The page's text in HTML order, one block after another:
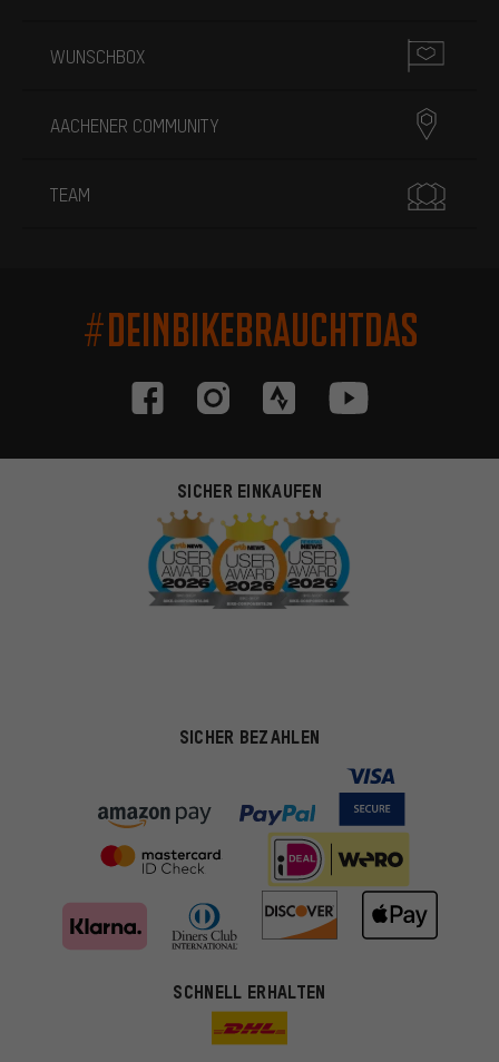
WUNSCHBOX
AACHENER COMMUNITY
TEAM
#DEINBIKEBRAUCHTDAS
SICHER EINKAUFEN
SICHER BEZAHLEN
SCHNELL ERHALTEN